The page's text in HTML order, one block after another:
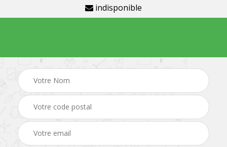
indisponible